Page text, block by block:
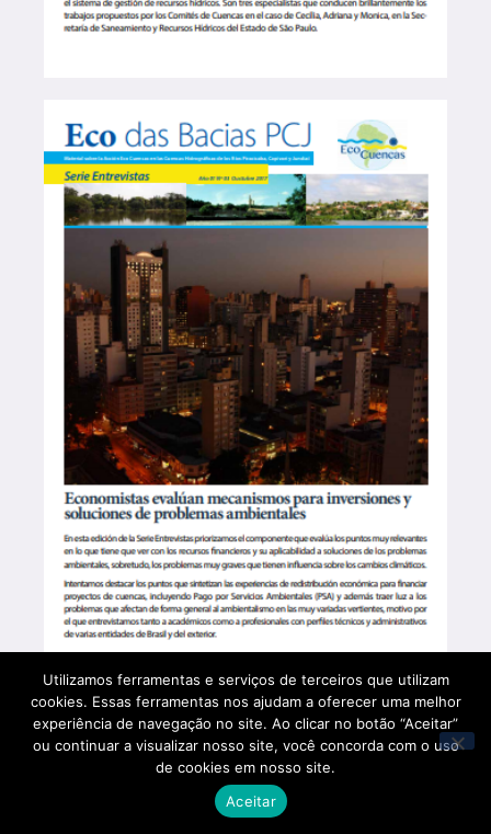
Utilizamos ferramentas e serviços de terceiros que utilizam
cookies. Essas ferramentas nos ajudam a oferecer uma melhor
experiência de navegação no site. Ao clicar no botão “Aceitar”
ou continuar a visualizar nosso site, você concorda com o uso
de cookies em nosso site.
Aceitar